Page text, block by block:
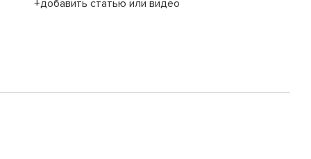
+добавить статью или видео